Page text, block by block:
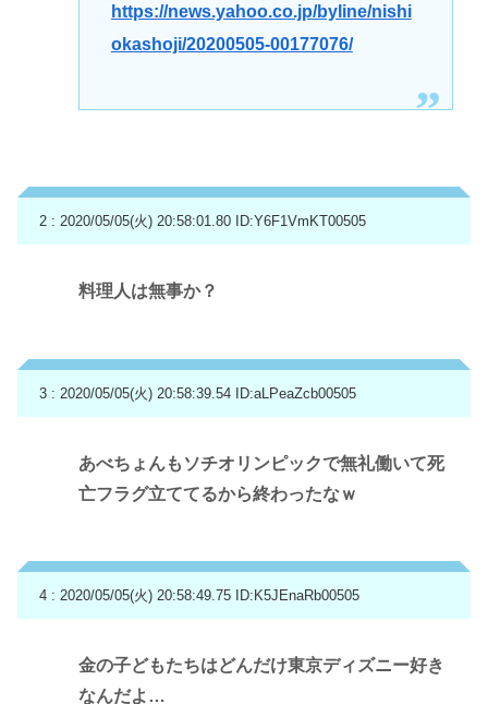
https://news.yahoo.co.jp/byline/nishi
okashoji/20200505-00177076/
2 : 2020/05/05(火) 20:58:01.80 ID:Y6F1VmKT00505
料理人は無事か？
3 : 2020/05/05(火) 20:58:39.54 ID:aLPeaZcb00505
あべちょんもソチオリンピックで無礼働いて死
亡フラグ立ててるから終わったなｗ
4 : 2020/05/05(火) 20:58:49.75 ID:K5JEnaRb00505
金の子どもたちはどんだけ東京ディズニー好き
なんだよ…